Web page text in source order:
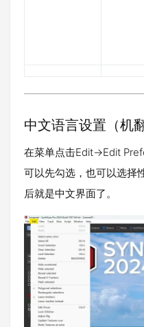
中文语言设置（机翻
在菜单点击Edit->Edit
可以先勾选，也可以选择
后就是中文界面了。